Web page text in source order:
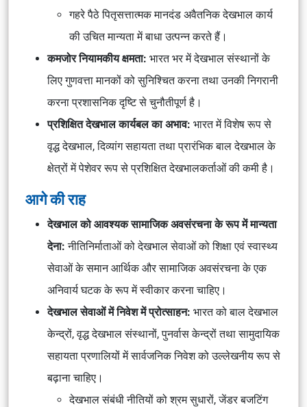
गहरे पैठे पितृसत्तात्मक मानदंड अवैतनिक देखभाल कार्य
की उचित मान्यता में बाधा उत्पन्न करते हैं।
कमजोर नियामकीय क्षमता: भारत भर में देखभाल संस्थानों के
लिए गुणवत्ता मानकों को सुनिश्चित करना तथा उनकी निगरानी
करना प्रशासनिक दृष्टि से चुनौतीपूर्ण है।
प्रशिक्षित देखभाल कार्यबल का अभाव: भारत में विशेष रूप से
वृद्ध देखभाल, दिव्यांग सहायता तथा प्रारंभिक बाल देखभाल के
क्षेत्रों में पेशेवर रूप से प्रशिक्षित देखभालकर्ताओं की कमी है।
आगे की राह
देखभाल को आवश्यक सामाजिक अवसंरचना के रूप में मान्यता
देना:नीतिनिर्माताओं को देखभाल सेवाओं को शिक्षा एवं स्वास्थ्य
सेवाओं के समान आर्थिक और सामाजिक अवसंरचना के एक
अनिवार्य घटक के रूप में स्वीकार करना चाहिए।
देखभाल सेवाओं में निवेश में प्रोत्साहन: भारत को बाल देखभाल
केन्द्रों, वृद्ध देखभाल संस्थानों, पुनर्वास केन्द्रों तथा सामुदायिक
सहायता प्रणालियों में सार्वजनिक निवेश को उल्लेखनीय रूप से
बढ़ाना चाहिए।
देखभाल संबंधी नीतियों को श्रम सुधारों, जेंडर बजटिंग